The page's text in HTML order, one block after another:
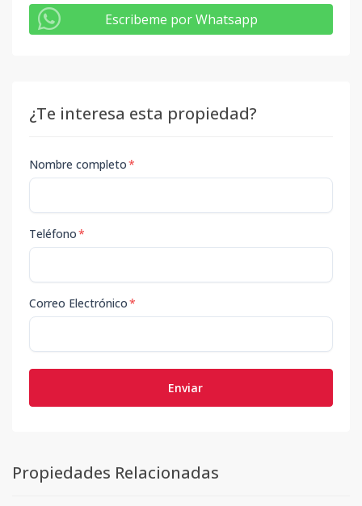
Escribeme por Whatsapp
¿Te interesa esta propiedad?
Nombre completo*
Teléfono*
Correo Electrónico*
Enviar
Propiedades Relacionadas